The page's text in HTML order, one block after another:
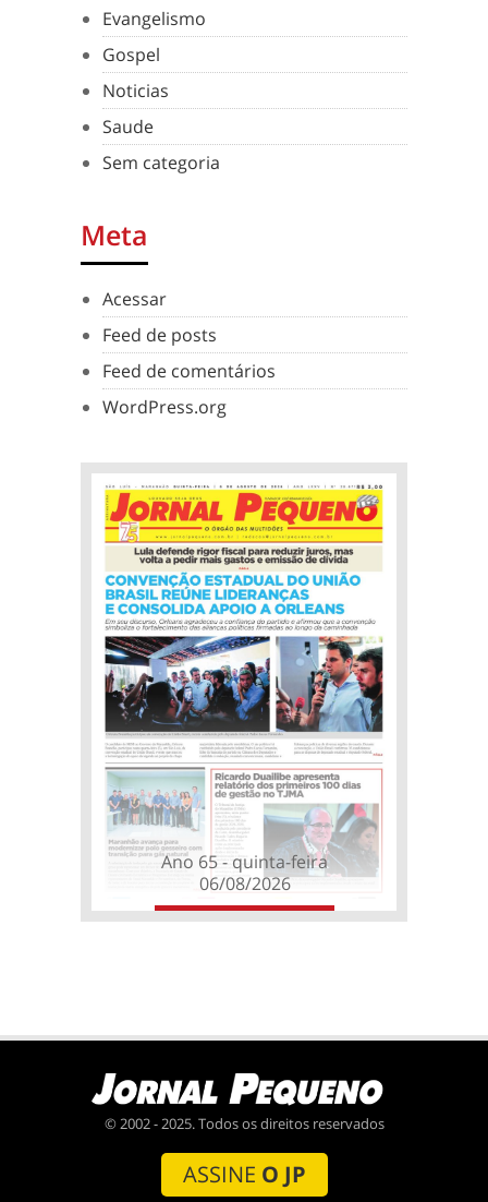
Evangelismo
Gospel
Noticias
Saude
Sem categoria
Meta
Acessar
Feed de posts
Feed de comentários
WordPress.org
Ano 65 - quinta-feira
06/08/2026
© 2002 - 2025. Todos os direitos reservados
ASSINE O JP